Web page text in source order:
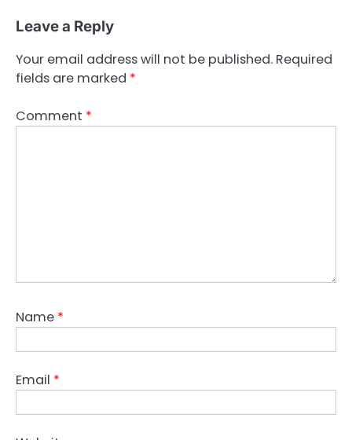
Leave a Reply
Your email address will not be published. Required
fields are marked *
Comment *
Name *
Email *